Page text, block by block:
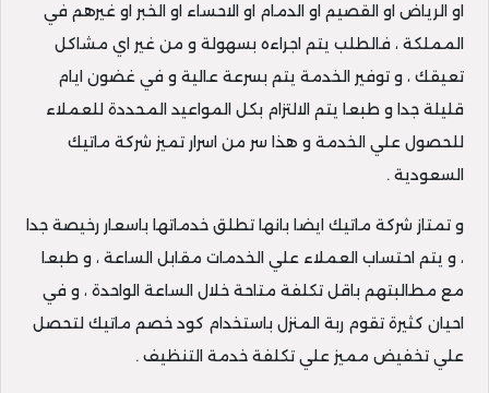
او الرياض او القصيم او الدمام او الاحساء او الخبر او غيرهم في
المملكة ، فالطلب يتم اجراءه بسهولة و من غير اي مشاكل
تعيقك ، و توفير الخدمة يتم بسرعة عالية و في غضون ايام
قليلة جدا و طبعا يتم الالتزام بكل المواعيد المحددة للعملاء
للحصول علي الخدمة و هذا سر من اسرار تميز شركة ماتيك
السعودية .
و تمتاز شركة ماتيك ايضا بانها تطلق خدماتها باسعار رخيصة جدا
، و يتم احتساب العملاء علي الخدمات مقابل الساعة ، و طبعا
مع مطالبتهم باقل تكلفة متاحة خلال الساعة الواحدة ، و في
احيان كثيرة تقوم ربة المنزل باستخدام كود خصم ماتيك لتحصل
علي تخفيض مميز علي تكلفة خدمة التنظيف .